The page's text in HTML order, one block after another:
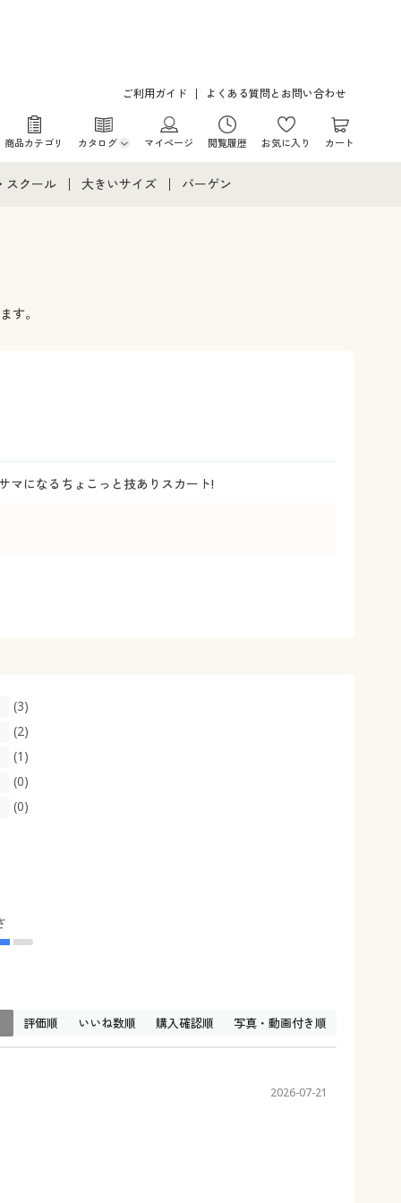
ご利用ガイド よくある質問とお問い合わせ
商品カテゴリ カタログ
カタログ・チラシからのご注文
マイページ 閲覧履歴 お気に入り カート
ト
スクール
ア・ティーンズ下着
大きいサイズ バーゲン
す。
マになるちょこっと技ありスカート!
(3)
(2)
(1)
(0)
(0)
評価順 いいね数順 購入確認順 写真・動画付き順
2026-07-21